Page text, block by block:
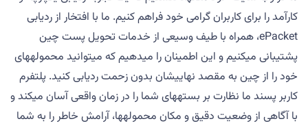
کارآمد را برای کاربران گرامی خود فراهم کنیم. ما با افتخار از ردیابی
ePacket، همراه با طیف وسیعی از خدمات تحویل پست چین
پشتیبانی میکنیم و این اطمینان را میدهیم که میتوانید محمولههای
خود را از چین به مقصد نهاییشان بدون زحمت ردیابی کنید. پلتفرم
کاربر پسند ما نظارت بر بستههای شما را در زمان واقعی آسان میکند و
با آگاهی از وضعیت دقیق و مکان محمولهها، آرامش خاطر را به شما